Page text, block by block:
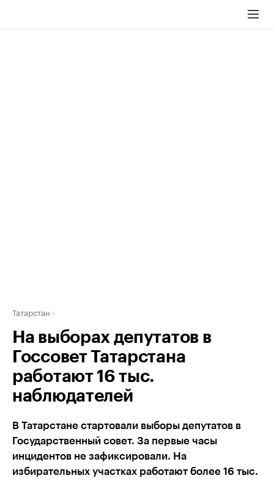
Татарстан
На выборах депутатов в
Госсовет Татарстана
работают 16 тыс.
наблюдателей
В Татарстане стартовали выборы депутатов в
Государственный совет. За первые часы
инцидентов не зафиксировали. На
избирательных участках работают более 16 тыс.